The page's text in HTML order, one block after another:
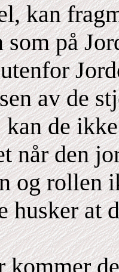
kan
som på
av de
de
når den
og rollen
husker at
kommer